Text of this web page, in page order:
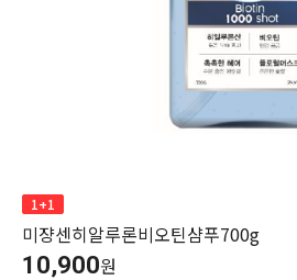
1+1
미쟝센히알루론비오틴샴푸700g
10,900원